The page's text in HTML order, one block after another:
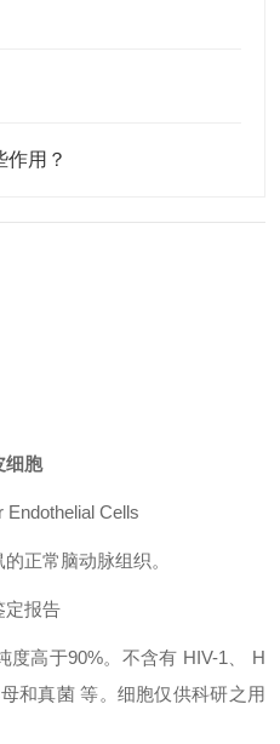
作用？
细胞
Endothelial Cells
正常脑动脉组织。
定报告
度高于90%。不含有 HIV-1、 H
和真菌 等。细胞仅供科研之用